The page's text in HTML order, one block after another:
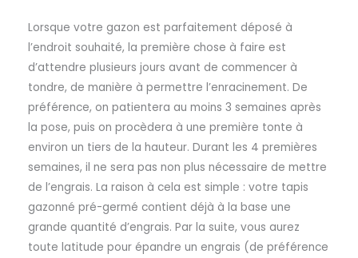
Lorsque votre gazon est parfaitement déposé à
l’endroit souhaité, la première chose à faire est
d’attendre plusieurs jours avant de commencer à
tondre, de manière à permettre l’enracinement. De
préférence, on patientera au moins 3 semaines après
la pose, puis on procèdera à une première tonte à
environ un tiers de la hauteur. Durant les 4 premières
semaines, il ne sera pas non plus nécessaire de mettre
de l’engrais. La raison à cela est simple : votre tapis
gazonné pré-germé contient déjà à la base une
grande quantité d’engrais. Par la suite, vous aurez
toute latitude pour épandre un engrais (de préférence